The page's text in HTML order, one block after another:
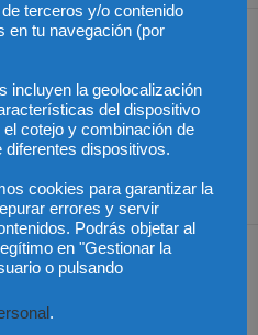
Artículo siguiente
primera vez el derecho al
permiso parental
retribuido de ocho
Más del autor
terceros y/o contenido
en tu navegación (por
incluyen la geolocalización
del dispositivo
cotejo y combinación de
diferentes dispositivos.
cookies para garantizar la
errores y servir
Podrás objetar al
en "Gestionar la
o pulsando
.